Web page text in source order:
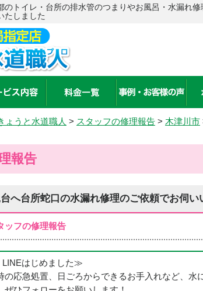
のトイレ・台所の排水管のつまりやお風呂・水漏れ
たしました
ょうと水道職人 > スタッフの修理報告 > 木津川市
報告
へ台所蛇口の水漏れ修理のご依頼でお伺い
ッフの修理報告
はじめました≫
の応急処置、日ごろからできるお手入れなど、水